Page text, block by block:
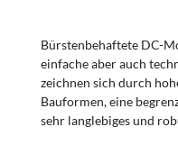
Bürstenbehaftete DC-
einfache aber auch
zeichnen sich durch
Bauformen, eine
sehr langlebiges und